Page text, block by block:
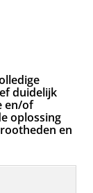
duidelijk
en/of
oplossing
en